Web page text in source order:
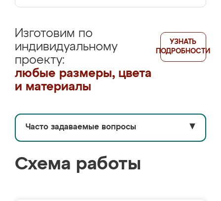
Изготовим по
индивидуальному
проекту:
любые размеры, цвета
и материалы
УЗНАТЬ
ПОДРОБНОСТИ
Часто задаваемые вопросы ▼
Схема работы